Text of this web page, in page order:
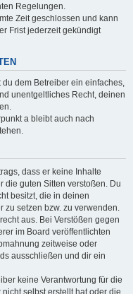
Regelungen.
Zeit geschlossen und kann
Frist jederzeit gekündigt
dem Betreiber ein einfaches,
unentgeltliches Recht, deinen
a bleibt auch nach
dass er keine Inhalte
die guten Sitten verstoßen. Du
besitzt, die in deinen
setzen bzw. zu verwenden.
aus. Bei Verstößen gegen
im Board veröffentlichten
zeitweise oder
ausschließen und dir ein
keine Verantwortung für die
selbst erstellt hat oder die